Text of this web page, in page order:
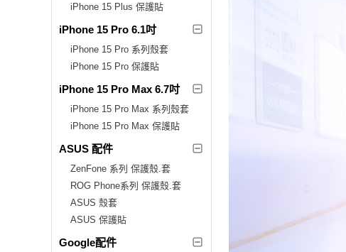
iPhone 15 Plus 保護貼
iPhone 15 Pro 6.1吋
iPhone 15 Pro 系列殼套
iPhone 15 Pro 保護貼
iPhone 15 Pro Max 6.7吋
iPhone 15 Pro Max 系列殼套
iPhone 15 Pro Max 保護貼
ASUS 配件
ZenFone 系列 保護殼.套
ROG Phone系列 保護殼.套
ASUS 殼套
ASUS 保護貼
Google配件